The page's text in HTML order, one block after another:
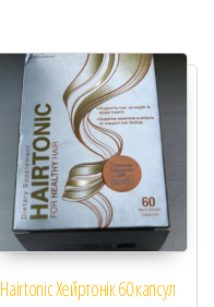
Hairtonic Хейртонік 60 капсул